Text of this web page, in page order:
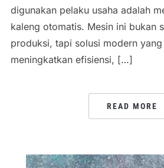
digunakan pelaku usaha adalah
kaleng otomatis. Mesin ini bukan
produksi, tapi solusi modern
meningkatkan efisiensi, […]
READ MORE